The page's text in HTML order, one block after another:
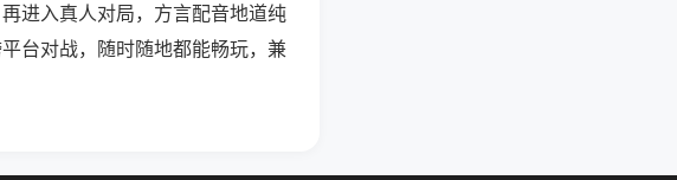
进入真人对局，方言配音地道纯
台对战，随时随地都能畅玩，兼